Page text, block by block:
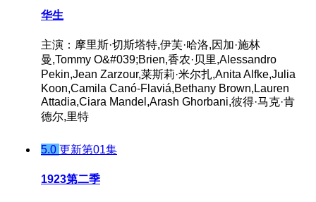
华生
主演：摩里斯·切斯塔特,伊芙·哈洛,因加·施林
曼,Tommy O&#039;Brien,香农·贝里,Alessandro
Pekin,Jean Zarzour,莱斯莉·米尔扎,Anita Alfke,Julia
Koon,Camila Canó-Flaviá,Bethany Brown,Lauren
Attadia,Ciara Mandel,Arash Ghorbani,彼得·马克·肯
德尔,里特
5.0 更新第01集
1923第二季